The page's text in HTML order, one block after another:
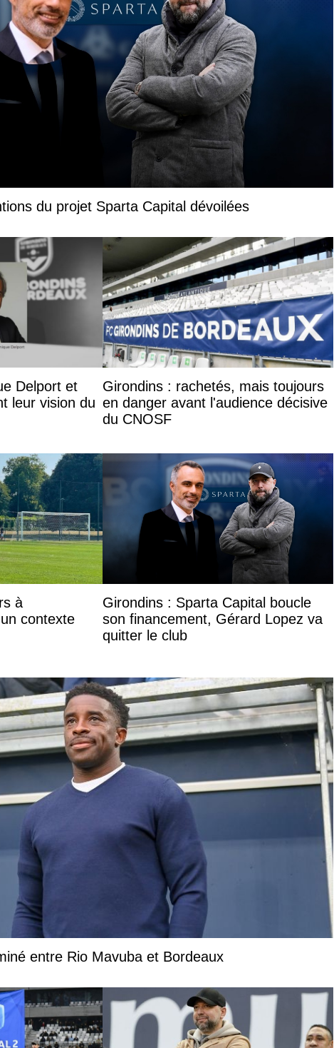
du projet Sparta Capital dévoilées
Delport et
leur vision du
Girondins : rachetés, mais toujours
en danger avant l'audience décisive
du CNOSF
à
contexte
Girondins : Sparta Capital boucle
son financement, Gérard Lopez va
quitter le club
entre Rio Mavuba et Bordeaux